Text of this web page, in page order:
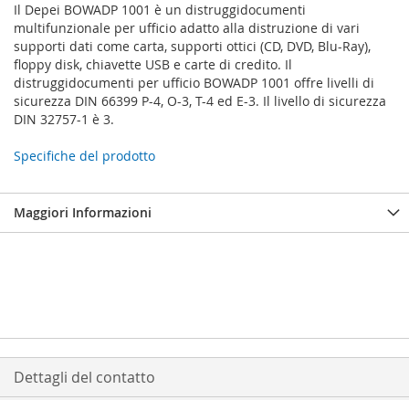
Il Depei BOWADP 1001 è un distruggidocumenti
multifunzionale per ufficio adatto alla distruzione di vari
supporti dati come carta, supporti ottici (CD, DVD, Blu-Ray),
floppy disk, chiavette USB e carte di credito. Il
distruggidocumenti per ufficio BOWADP 1001 offre livelli di
sicurezza DIN 66399 P-4, O-3, T-4 ed E-3. Il livello di sicurezza
DIN 32757-1 è 3.
Specifiche del prodotto
Maggiori Informazioni
Dettagli del contatto